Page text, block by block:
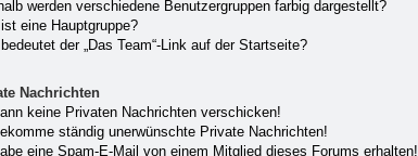
werden verschiedene Benutzergruppen farbig dargestellt?
eine Hauptgruppe?
der „Das Team“-Link auf der Startseite?
Nachrichten
keine Privaten Nachrichten verschicken!
ständig unerwünschte Private Nachrichten!
eine Spam-E-Mail von einem Mitglied dieses Forums erhalten!